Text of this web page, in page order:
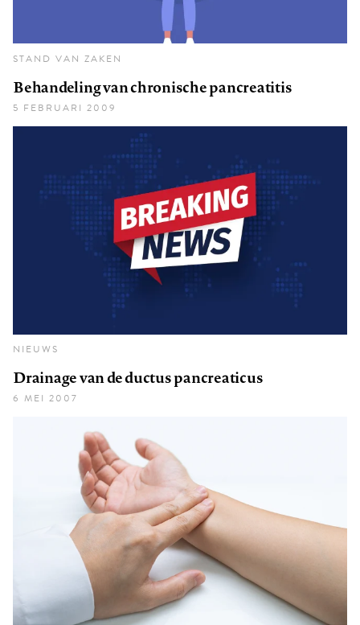
STAND VAN ZAKEN
Behandeling van chronische pancreatitis
5 FEBRUARI 2009
NIEUWS
Drainage van de ductus pancreaticus
6 MEI 2007